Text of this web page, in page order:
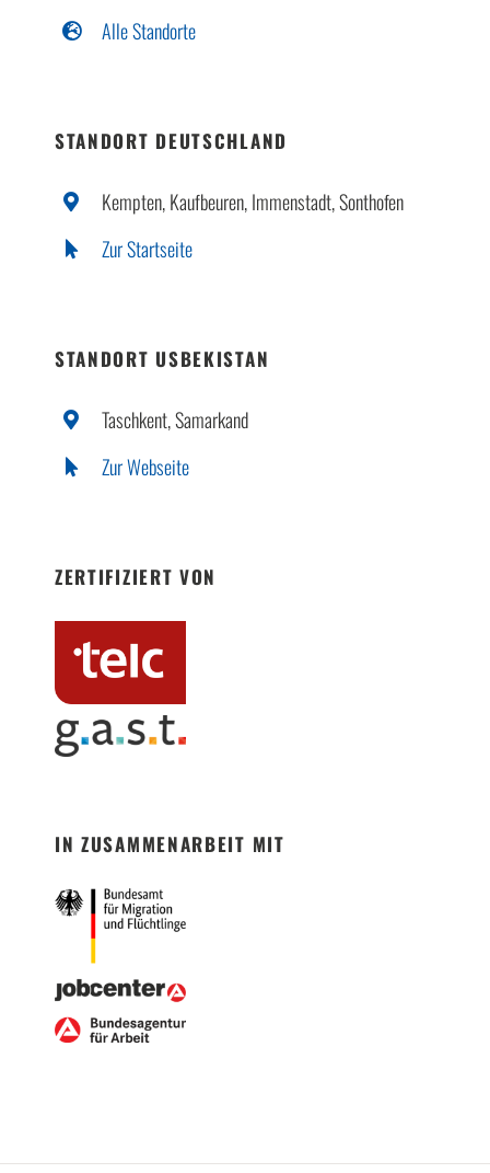
Alle Standorte
STANDORT DEUTSCHLAND
Kempten, Kaufbeuren, Immenstadt, Sonthofen
Zur Startseite
STANDORT USBEKISTAN
Taschkent, Samarkand
Zur Webseite
ZERTIFIZIERT VON
IN ZUSAMMENARBEIT MIT